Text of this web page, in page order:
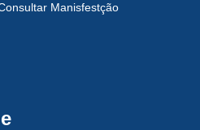
Manisfestção